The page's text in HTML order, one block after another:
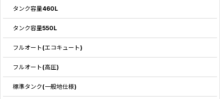
タンク容量460L
タンク容量550L
フルオート(エコキュート)
フルオート(高圧)
標準タンク(一般地仕様)